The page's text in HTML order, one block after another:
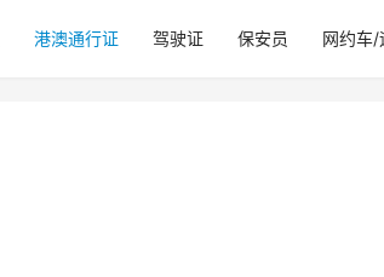
港澳通行证 驾驶证 保安员 网约车/